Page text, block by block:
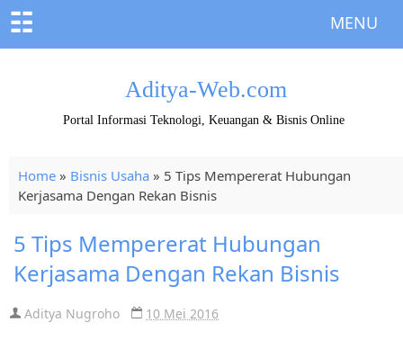
☷ MENU
Aditya-Web.com
Portal Informasi Teknologi, Keuangan & Bisnis Online
Home » Bisnis Usaha » 5 Tips Mempererat Hubungan
Kerjasama Dengan Rekan Bisnis
5 Tips Mempererat Hubungan
Kerjasama Dengan Rekan Bisnis
Aditya Nugroho 10 Mei 2016